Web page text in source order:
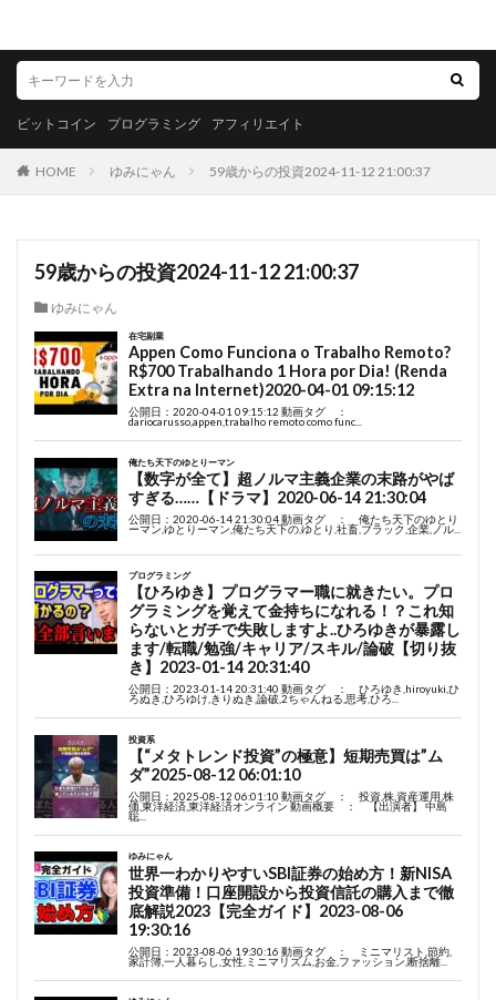
ビットコイン プログラミング アフィリエイト
HOME ゆみにゃん 59歳からの投資2024-11-12 21:00:37
59歳からの投資2024-11-12 21:00:37
ゆみにゃん